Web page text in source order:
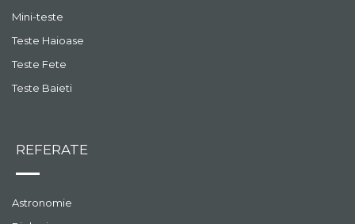
Mini-teste
Teste Haioase
Teste Fete
Teste Baieti
REFERATE
Astronomie